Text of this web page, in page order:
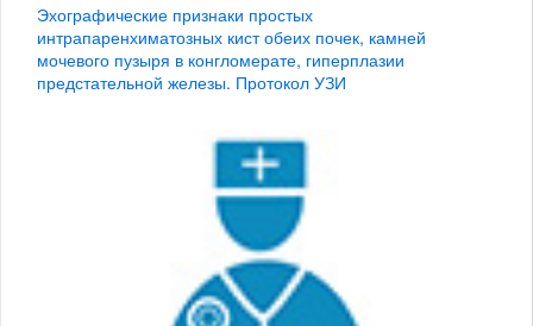
Эхографические признаки простых
интрапаренхиматозных кист обеих почек, камней
мочевого пузыря в конгломерате, гиперплазии
предстательной железы. Протокол УЗИ